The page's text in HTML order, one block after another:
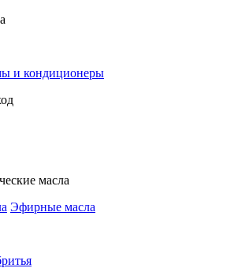
и кондиционеры
масла
Эфирные масла